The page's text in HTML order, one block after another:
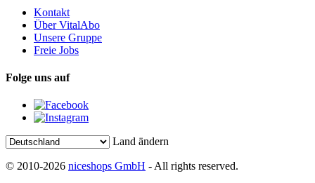
Kontakt
Über VitalAbo
Unsere Gruppe
Freie Jobs
Folge uns auf
Land ändern
© 2010-2026 niceshops GmbH - All rights reserved.